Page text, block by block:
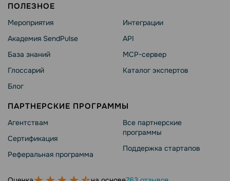
ПОЛЕЗНОЕ
Мероприятия
Академия SendPulse
База знаний
Глоссарий
Блог
Интеграции
API
MCP-сервер
Каталог экспертов
ПАРТНЕРСКИЕ ПРОГРАММЫ
Агентствам
Сертификация
Реферальная программа
Все партнерские
программы
Поддержка стартапов